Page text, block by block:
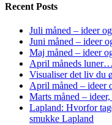
Recent Posts
Juli måned – ideer
Juni måned – ideer
Maj måned – ideer
April måneds luner…
Visualiser det liv du
April måned – ideer
Marts måned –
Lapland: Hvorfor
smukke Lapland